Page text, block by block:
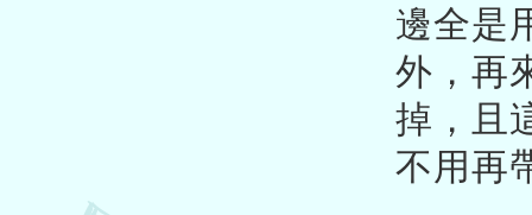
邊全是
外，再
掉，且
不用再